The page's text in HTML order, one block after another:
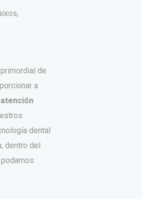
de
a
atención
dental
dentro del